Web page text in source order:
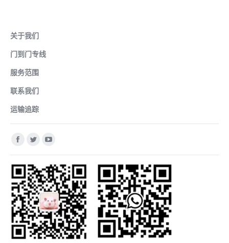
关于我们
门到门专线
服务范围
联系我们
运输追踪
找到我们：
Facebook
page
opens
in
new
window
Twitter
page
opens
in
new
window
YouTube
page
opens
in
new
window